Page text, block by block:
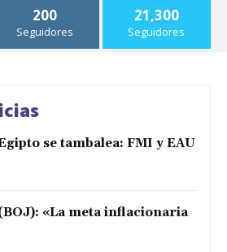
200
Seguidores
21,300
Seguidores
se tambalea: FMI y EAU
«La meta inflacionaria